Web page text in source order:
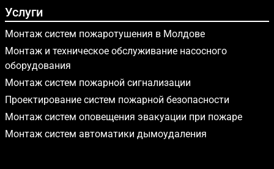
Услуги
Монтаж систем пожаротушения в Молдове
Монтаж и техническое обслуживание насосного
оборудования
Монтаж систем пожарной сигнализации
Проектирование систем пожарной безопасности
Монтаж систем оповещения эвакуации при пожаре
Монтаж систем автоматики дымоудаления